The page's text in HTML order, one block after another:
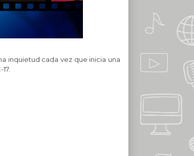
inquietud cada vez que inicia una